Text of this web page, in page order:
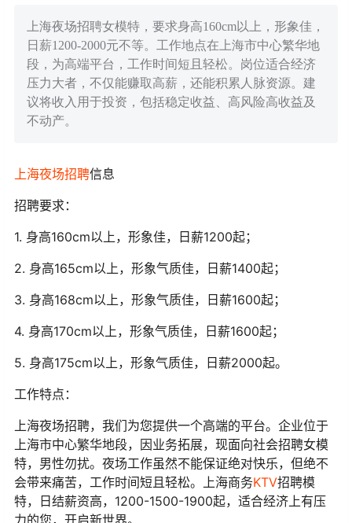
上海夜场招聘女模特，要求身高160cm以上，形象佳，
日薪1200-2000元不等。工作地点在上海市中心繁华地
段，为高端平台，工作时间短且轻松。岗位适合经济
压力大者，不仅能赚取高薪，还能积累人脉资源。建
议将收入用于投资，包括稳定收益、高风险高收益及
不动产。
上海夜场招聘信息
招聘要求：
1. 身高160cm以上，形象佳，日薪1200起；
2. 身高165cm以上，形象气质佳，日薪1400起；
3. 身高168cm以上，形象气质佳，日薪1600起；
4. 身高170cm以上，形象气质佳，日薪1600起；
5. 身高175cm以上，形象气质佳，日薪2000起。
工作特点：
上海夜场招聘，我们为您提供一个高端的平台。企业位于
上海市中心繁华地段，因业务拓展，现面向社会招聘女模
特，男性勿扰。夜场工作虽然不能保证绝对快乐，但绝不
会带来痛苦，工作时间短且轻松。上海商务KTV招聘模
特，日结薪资高，1200-1500-1900起，适合经济上有压